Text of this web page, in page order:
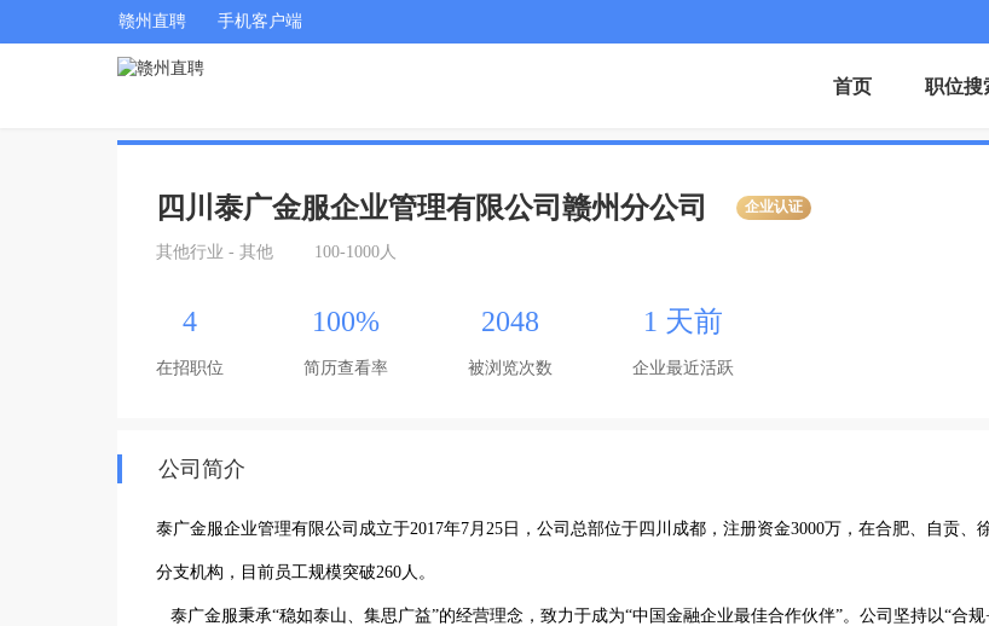
赣州直聘 手机客户端
首页 职位搜
四川泰广金服企业管理有限公司赣州分公司 企业认证
其他行业 - 其他 100-1000人
4
在招职位
100%
简历查看率
2048
被浏览次数
1 天前
企业最近活跃
公司简介
泰广金服企业管理有限公司成立于2017年7月25日，公司总部位于四川成都，注册资金3000万，在合肥、自贡、
分支机构，目前员工规模突破260人。